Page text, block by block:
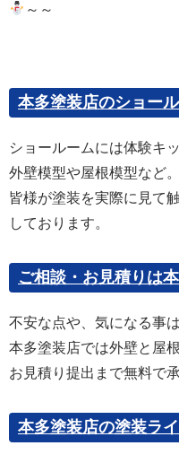
～～
本多塗装店のショー
ショールームには体験キ
外壁模型や屋根模型など。
皆様が塗装を実際に見て
しております。
ご相談・お見積りは
不安な点や、気になる事
本多塗装店では外壁と屋
お見積り提出まで無料で
本多塗装店の塗装ラ